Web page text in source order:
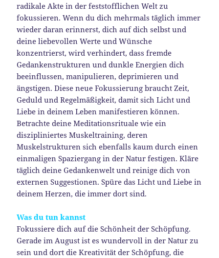
radikale Akte in der feststofflichen Welt zu
fokussieren. Wenn du dich mehrmals täglich immer
wieder daran erinnerst, dich auf dich selbst und
deine liebevollen Werte und Wünsche
konzentrierst, wird verhindert, dass fremde
Gedankenstrukturen und dunkle Energien dich
beeinflussen, manipulieren, deprimieren und
ängstigen. Diese neue Fokussierung braucht Zeit,
Geduld und Regelmäßigkeit, damit sich Licht und
Liebe in deinem Leben manifestieren können.
Betrachte deine Meditationsrituale wie ein
diszipliniertes Muskeltraining, deren
Muskelstrukturen sich ebenfalls kaum durch einen
einmaligen Spaziergang in der Natur festigen. Kläre
täglich deine Gedankenwelt und reinige dich von
externen Suggestionen. Spüre das Licht und Liebe in
deinem Herzen, die immer dort sind.
Was du tun kannst
Fokussiere dich auf die Schönheit der Schöpfung.
Gerade im August ist es wundervoll in der Natur zu
sein und dort die Kreativität der Schöpfung, die